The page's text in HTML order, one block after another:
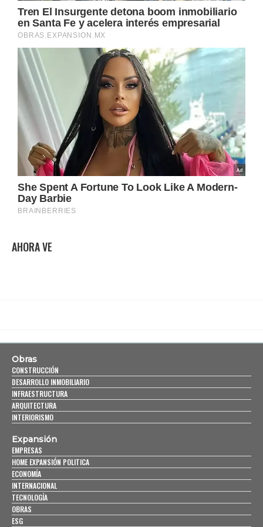
AHORA VE
Obras
CONSTRUCCIÓN
DESARROLLO INMOBILIARIO
INFRAESTRUCTURA
ARQUITECTURA
INTERIORISMO
Expansión
EMPRESAS
HOME EXPANSIÓN POLITICA
ECONOMÍA
INTERNACIONAL
TECNOLOGÍA
OBRAS
ESG